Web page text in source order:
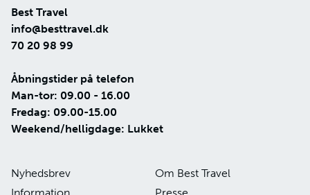
Best Travel
info@besttravel.dk
70 20 98 99
Åbningstider på telefon
Man-tor: 09.00 - 16.00
Fredag: 09.00-15.00
Weekend/helligdage: Lukket
Nyhedsbrev
Om Best Travel